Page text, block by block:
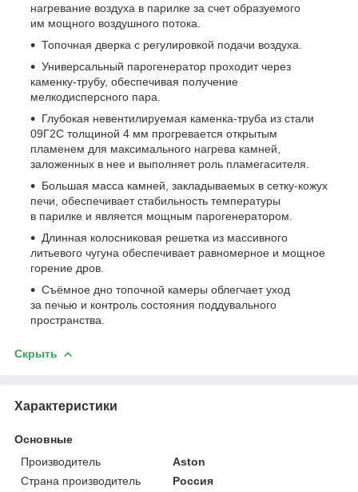
нагревание воздуха в парилке за счет образуемого
им мощного воздушного потока.
Топочная дверка с регулировкой подачи воздуха.
Универсальный парогенератор проходит через
каменку-трубу, обеспечивая получение
мелкодисперсного пара.
Глубокая невентилируемая каменка-труба из стали
09Г2С толщиной 4 мм прогревается открытым
пламенем для максимального нагрева камней,
заложенных в нее и выполняет роль пламегасителя.
Большая масса камней, закладываемых в сетку-кожух
печи, обеспечивает стабильность температуры
в парилке и является мощным парогенератором.
Длинная колосниковая решетка из массивного
литьевого чугуна обеспечивает равномерное и мощное
горение дров.
Съёмное дно топочной камеры облегчает уход
за печью и контроль состояния поддувального
пространства.
Скрыть
Характеристики
Основные
Производитель
Aston
Страна производитель
Россия